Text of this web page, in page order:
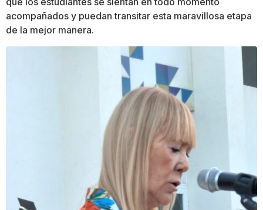
acompañados y puedan transitar esta maravillosa etapa
de la mejor manera.